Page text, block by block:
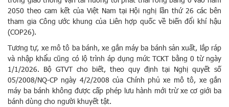
2050 theo cam kết của Việt Nam tại Hội nghị lần thứ 26 các bên
tham gia Công ước khung của Liên hợp quốc về biến đổi khí hậu
(COP26).
Tương tự, xe mô tô ba bánh, xe gắn máy ba bánh sản xuất, lắp ráp
và nhập khẩu cũng có lộ trình áp dụng mức TCKT bằng 0 từ ngày
1/1/2026. Bộ GTVT cho biết, theo quy định tại Nghị quyết số
05/2008/NQ-CP ngày 4/2/2008 của Chính phủ xe mô tô, xe gắn
máy ba bánh không được cấp phép lưu hành mới trừ xe cơ giới ba
bánh dùng cho người khuyết tật.